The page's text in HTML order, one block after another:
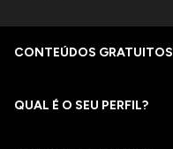
CONTEÚDOS GRATUITOS
QUAL É O SEU PERFIL?